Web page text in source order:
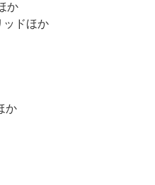
か
ッドほか
か